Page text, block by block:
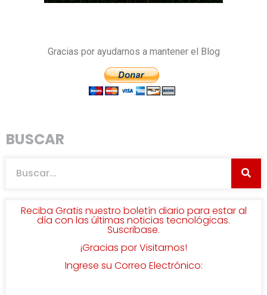
Gracias por ayudarnos a mantener el Blog
BUSCAR
Reciba Gratis nuestro boletín diario para estar al
día con las últimas noticias tecnológicas.
Suscribase.
¡Gracias por Visitarnos!
Ingrese su Correo Electrónico: